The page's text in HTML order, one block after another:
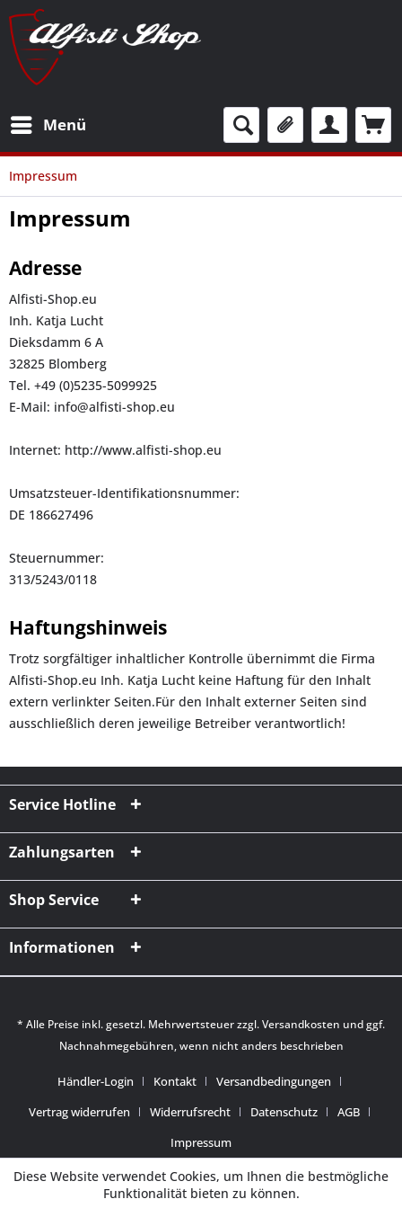
Menü
Impressum
Impressum
Adresse
Alfisti-Shop.eu
Inh. Katja Lucht
Dieksdamm 6 A
32825 Blomberg
Tel. +49 (0)5235-5099925
E-Mail: info@alfisti-shop.eu
Internet: http://www.alfisti-shop.eu
Umsatzsteuer-Identifikationsnummer:
DE 186627496
Steuernummer:
313/5243/0118
Haftungshinweis
Trotz sorgfältiger inhaltlicher Kontrolle übernimmt die Firma
Alfisti-Shop.eu Inh. Katja Lucht keine Haftung für den Inhalt
extern verlinkter Seiten.Für den Inhalt externer Seiten sind
ausschließlich deren jeweilige Betreiber verantwortlich!
Service Hotline
Zahlungsarten
Shop Service
Informationen
* Alle Preise inkl. gesetzl. Mehrwertsteuer zzgl.Versandkosten und ggf.
Nachnahmegebühren, wenn nicht anders beschrieben
Händler-Login Kontakt
Versandbedingungen
Vertrag widerrufen
Widerrufsrecht Datenschutz
AGB
Impressum
Diese Website verwendet Cookies, um Ihnen die bestmögliche
Funktionalität bieten zu können.